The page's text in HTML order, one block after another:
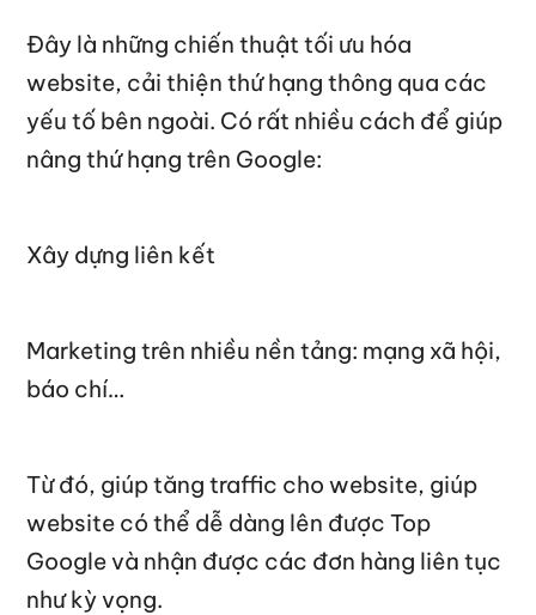
Đây là những chiến thuật tối ưu hóa
website, cải thiện thứ hạng thông qua các
yếu tố bên ngoài. Có rất nhiều cách để giúp
nâng thứ hạng trên Google:
Xây dựng liên kết
Marketing trên nhiều nền tảng: mạng xã hội,
báo chí…
Từ đó, giúp tăng traffic cho website, giúp
website có thể dễ dàng lên được Top
Google và nhận được các đơn hàng liên tục
như kỳ vọng.